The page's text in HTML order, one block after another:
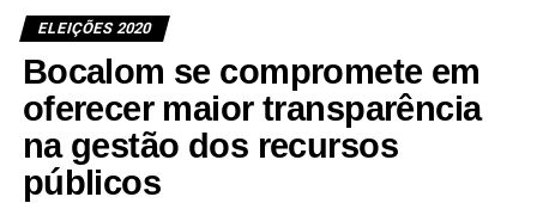
ELEIÇÕES 2020
Bocalom se compromete em
oferecer maior transparência
na gestão dos recursos
públicos